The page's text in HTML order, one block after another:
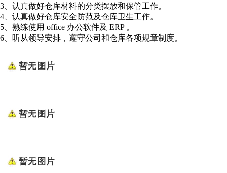
3、认真做好仓库材料的分类摆放和保管工作。
4、认真做好仓库安全防范及仓库卫生工作。
5、熟练使用 office 办公软件及 ERP 。
6、听从领导安排，遵守公司和仓库各项规章制度。